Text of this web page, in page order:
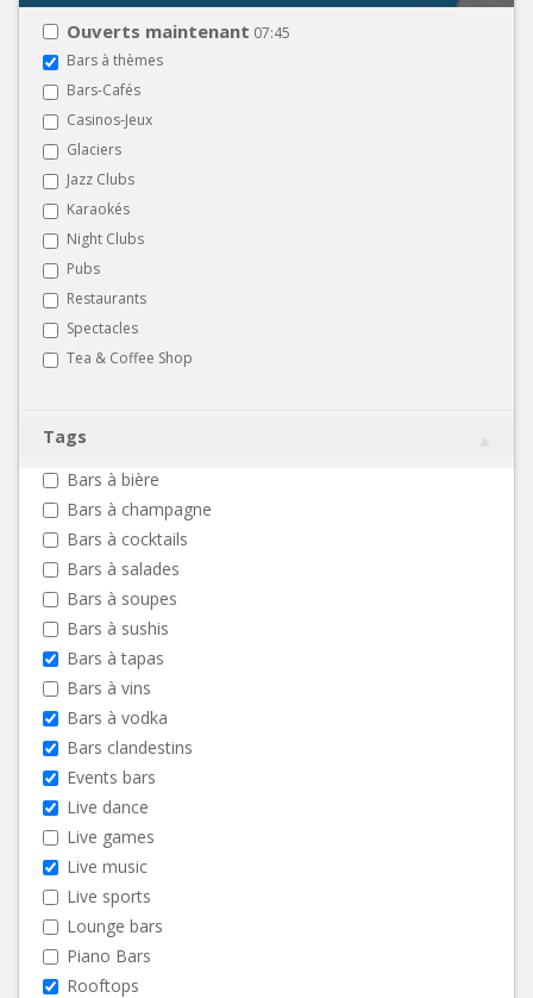
Ouverts maintenant 07:45
Bars à thèmes
Bars-Cafés
Casinos-Jeux
Glaciers
Jazz Clubs
Karaokés
Night Clubs
Pubs
Restaurants
Spectacles
Tea & Coffee Shop
Tags
Bars à bière
Bars à champagne
Bars à cocktails
Bars à salades
Bars à soupes
Bars à sushis
Bars à tapas
Bars à vins
Bars à vodka
Bars clandestins
Events bars
Live dance
Live games
Live music
Live sports
Lounge bars
Piano Bars
Rooftops